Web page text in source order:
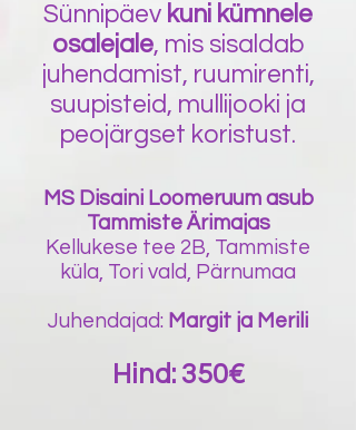
Sünnipäev kuni kümnele
osalejale, mis sisaldab
juhendamist, ruumirenti,
suupisteid, mullijooki ja
peojärgset koristust.
MS Disaini Loomeruum asub
Tammiste Ärimajas
Kellukese tee 2B, Tammiste
küla, Tori vald, Pärnumaa
Juhendajad: Margit ja Merili
Hind: 350€​​